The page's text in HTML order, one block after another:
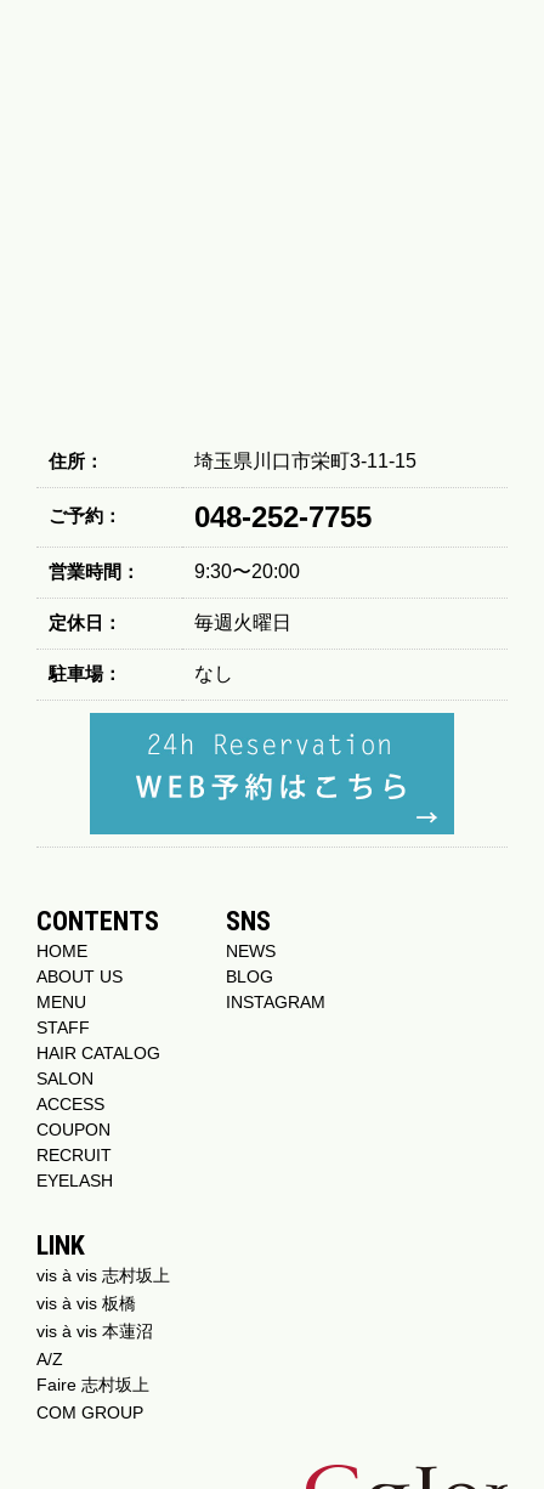
住所： 埼玉県川口市栄町3-11-15
ご予約： 048-252-7755
営業時間： 9:30〜20:00
定休日： 毎週火曜日
駐車場： なし
CONTENTS
HOME
ABOUT US
MENU
STAFF
HAIR CATALOG
SALON
ACCESS
COUPON
RECRUIT
EYELASH
SNS
NEWS
BLOG
INSTAGRAM
LINK
vis à vis 志村坂上
vis à vis 板橋
vis à vis 本蓮沼
A/Z
Faire 志村坂上
COM GROUP